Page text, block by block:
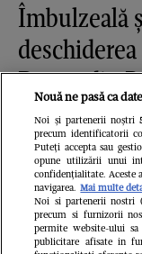
Îmbulzeală
Donca din
luată cu
Nouă ne pasă ca
Noi și partenerii noștri
precum identificatorii
Puteți accepta sau
opune utilizării unui
confidențialitate. Aceste
navigarea. Mai multe
Noi si partenerii nostri
precum si furnizorii
permite website-ului
publicitare afisate in